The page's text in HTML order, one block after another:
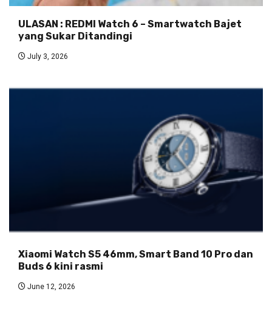
ULASAN : REDMI Watch 6 – Smartwatch Bajet
yang Sukar Ditandingi
July 3, 2026
Xiaomi Watch S5 46mm, Smart Band 10 Pro dan
Buds 6 kini rasmi
June 12, 2026